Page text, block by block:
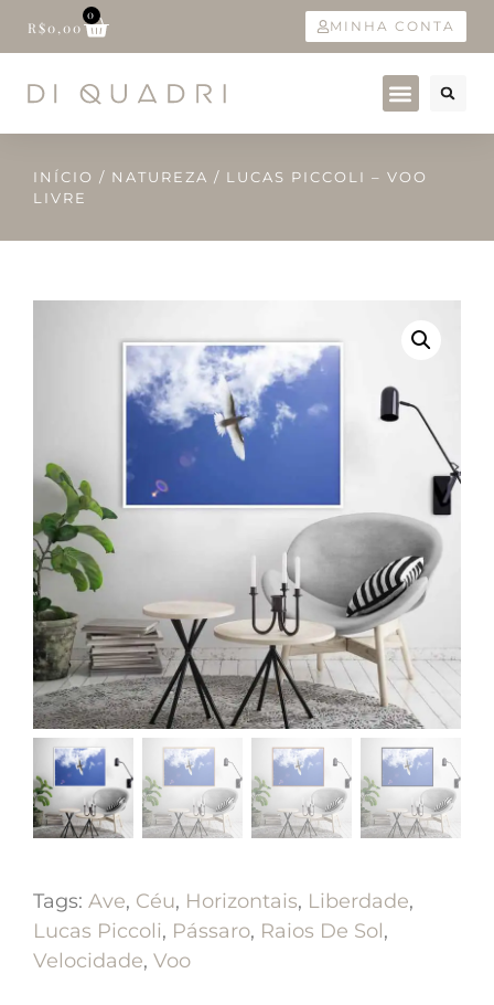
R$0,00
0
MINHA CONTA
INÍCIO / NATUREZA / LUCAS PICCOLI – VOO
LIVRE
Tags: Ave, Céu, Horizontais, Liberdade,
Lucas Piccoli, Pássaro, Raios De Sol,
Velocidade, Voo